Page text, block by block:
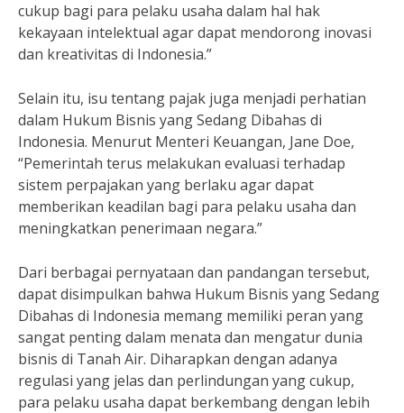
cukup bagi para pelaku usaha dalam hal hak
kekayaan intelektual agar dapat mendorong inovasi
dan kreativitas di Indonesia.”
Selain itu, isu tentang pajak juga menjadi perhatian
dalam Hukum Bisnis yang Sedang Dibahas di
Indonesia. Menurut Menteri Keuangan, Jane Doe,
“Pemerintah terus melakukan evaluasi terhadap
sistem perpajakan yang berlaku agar dapat
memberikan keadilan bagi para pelaku usaha dan
meningkatkan penerimaan negara.”
Dari berbagai pernyataan dan pandangan tersebut,
dapat disimpulkan bahwa Hukum Bisnis yang Sedang
Dibahas di Indonesia memang memiliki peran yang
sangat penting dalam menata dan mengatur dunia
bisnis di Tanah Air. Diharapkan dengan adanya
regulasi yang jelas dan perlindungan yang cukup,
para pelaku usaha dapat berkembang dengan lebih